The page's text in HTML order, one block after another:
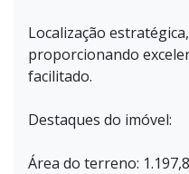
Localização
proporcionando
facilitado.
Destaques do imóvel:
Área do terreno: